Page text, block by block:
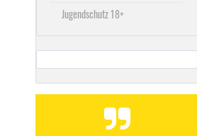
Jugendschutz 18+